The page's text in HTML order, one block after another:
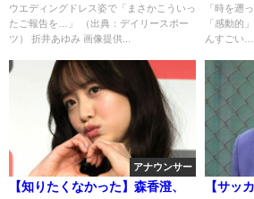
ウエディングドレス姿で「まさかこういっ
たご報告を…」 （出典：デイリースポー
ツ） 折井あゆみ 画像提供...
「時を遡
「感動的
んすごい…
アナウンサー
【知りたくなかった】森香澄、
【サッ